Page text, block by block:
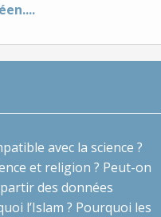
avec la science ?
et religion ? Peut-on
des données
l’Islam ? Pourquoi les